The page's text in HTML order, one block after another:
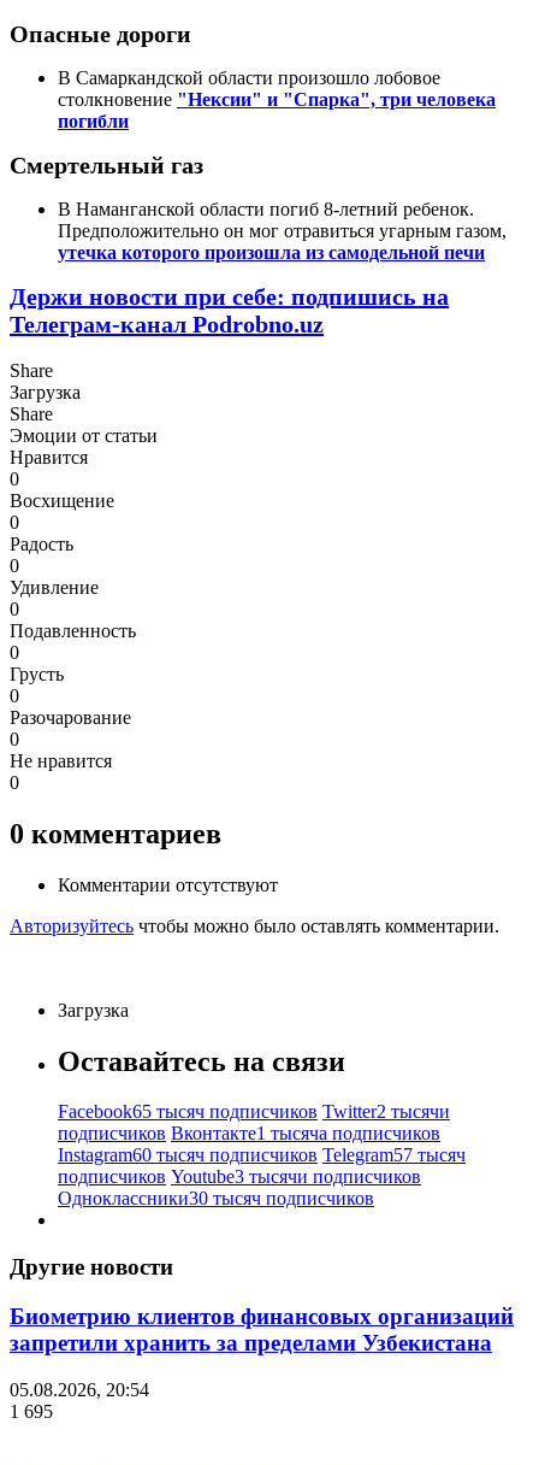
Опасные дороги
В Самаркандской области произошло лобовое
столкновение "Нексии" и "Спарка", три человека
погибли
Смертельный газ
В Наманганской области погиб 8-летний ребенок.
Предположительно он мог отравиться угарным газом,
утечка которого произошла из самодельной печи
Держи новости при себе: подпишись на
Телеграм-канал Podrobno.uz
Share
Загрузка
Share
Эмоции от статьи
Нравится
0
Восхищение
0
Радость
0
Удивление
0
Подавленность
0
Грусть
0
Разочарование
0
Не нравится
0
0 комментариев
Комментарии отсутствуют
Авторизуйтесь чтобы можно было оставлять комментарии.
Загрузка
Оставайтесь на связи
Facebook65 тысяч подписчиков Twitter2 тысячи
подписчиков Вконтакте1 тысяча подписчиков
Instagram60 тысяч подписчиков Telegram57 тысяч
подписчиков Youtube3 тысячи подписчиков
Одноклассники30 тысяч подписчиков
Другие новости
Биометрию клиентов финансовых организаций
запретили хранить за пределами Узбекистана
05.08.2026, 20:54
1 695